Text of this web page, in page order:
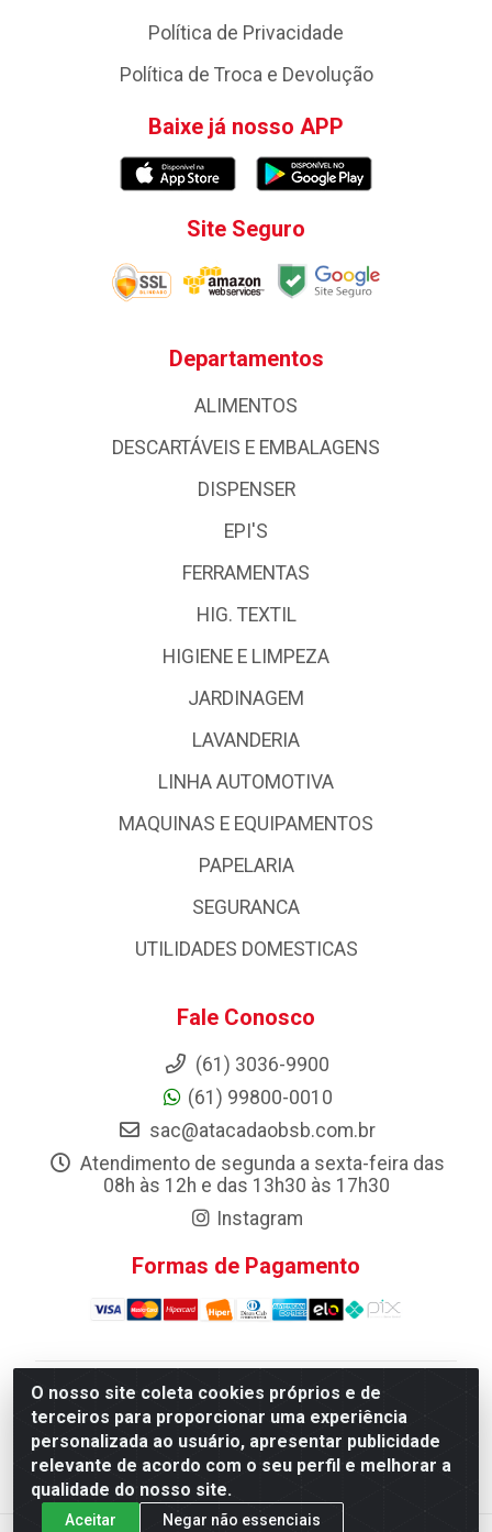
O nosso site coleta cookies próprios e de
terceiros para proporcionar uma experiência
personalizada ao usuário, apresentar publicidade
relevante de acordo com o seu perfil e melhorar a
qualidade do nosso site.
Aceitar Negar não essenciais
Política de Privacidade
Política de Troca e Devolução
Baixe já nosso APP
Site Seguro
Departamentos
ALIMENTOS
DESCARTÁVEIS E EMBALAGENS
DISPENSER
EPI'S
FERRAMENTAS
HIG. TEXTIL
HIGIENE E LIMPEZA
JARDINAGEM
LAVANDERIA
LINHA AUTOMOTIVA
MAQUINAS E EQUIPAMENTOS
PAPELARIA
SEGURANCA
UTILIDADES DOMESTICAS
Fale Conosco
(61) 3036-9900
(61) 99800-0010
sac@atacadaobsb.com.br
Atendimento de segunda a sexta-feira das
08h às 12h e das 13h30 às 17h30
Instagram
Formas de Pagamento
Atacadao da Limpeza F. Pereira Queiroz Comercio e
Distribuicao LTDA - Quadra Qi 10 Lotes 39 e, 41 - Setor
Industrial (Taguatinga), Brasília/DF - CEP 72.135-100 -
CNPJ 13.184.675/0001-80